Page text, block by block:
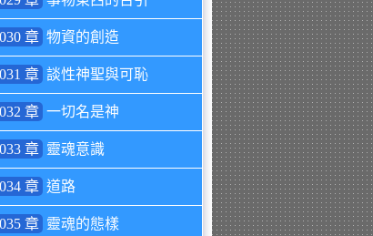
章 物資的創造
章 談性神聖與可恥
章 一切名是神
章 靈魂意識
章 道路
章 靈魂的態樣